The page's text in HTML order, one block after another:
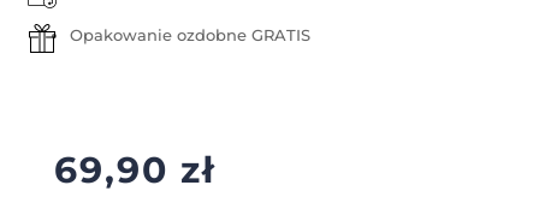
Opakowanie ozdobne GRATIS
69,90 zł